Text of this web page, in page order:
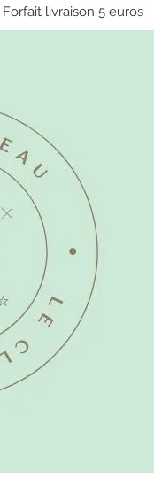
Forfait livraison 5 euros